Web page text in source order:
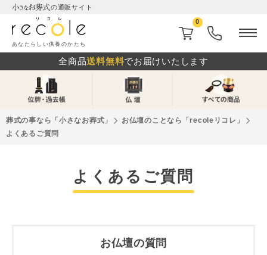
の通販サイト
あなたらしい供養のかたち
0
全商品送料無料でお届けいたします
葬式の事なら「⼩さなお葬式」
お仏壇のことなら「recoleリコレ」
よくあるご質問
よくあるご質問
お仏壇の質問